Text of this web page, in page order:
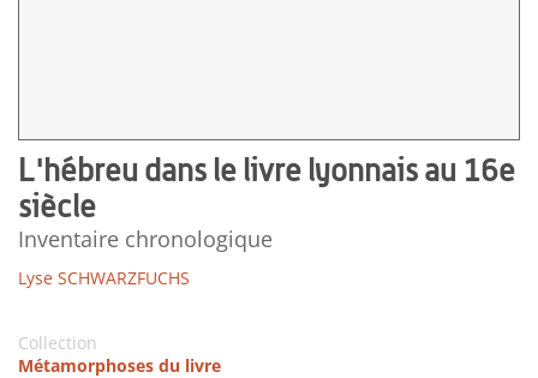
L'hébreu dans le livre lyonnais au 16e
siècle
Inventaire chronologique
Lyse SCHWARZFUCHS
Collection
Métamorphoses du livre